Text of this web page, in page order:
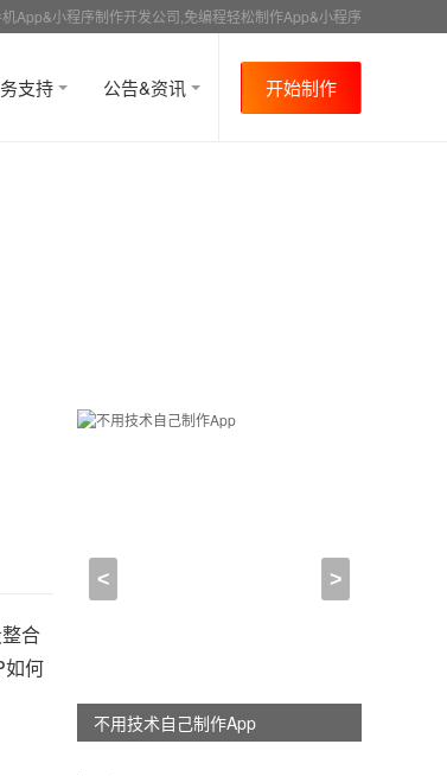
App&小程序制作开发公司,免编程轻松制作App&小程序
支持 公告&资讯 开始制作
合
如何
< >
躺赚神器，淘宝客系统全新上线